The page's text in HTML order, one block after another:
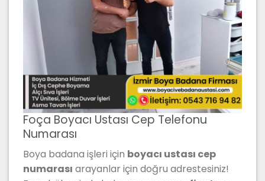
Foça Boyacı Ustası Cep Telefonu
Numarası
Boya badana işleri için boyacı ustası cep
numarası arayanlar için doğru adrestesiniz!